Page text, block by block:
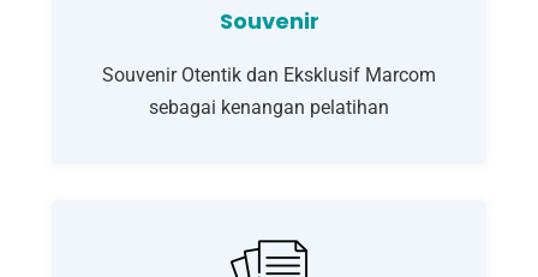
Souvenir
Souvenir Otentik dan Eksklusif Marcom
sebagai kenangan pelatihan